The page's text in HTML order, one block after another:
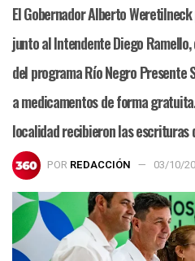
El Gobernador Alberto
junto al Intendente Diego
del programa Río Negro Presente
a medicamentos de forma
localidad recibieron las escrituras
POR REDACCIÓN 03/10/